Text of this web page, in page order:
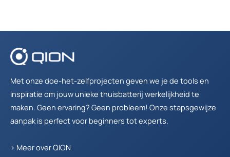
Met onze doe-het-zelfprojecten geven we je de tools en
inspiratie om jouw unieke thuisbatterij werkelijkheid te
maken. Geen ervaring? Geen probleem! Onze stapsgewijze
aanpak is perfect voor beginners tot experts.
> Meer over QION